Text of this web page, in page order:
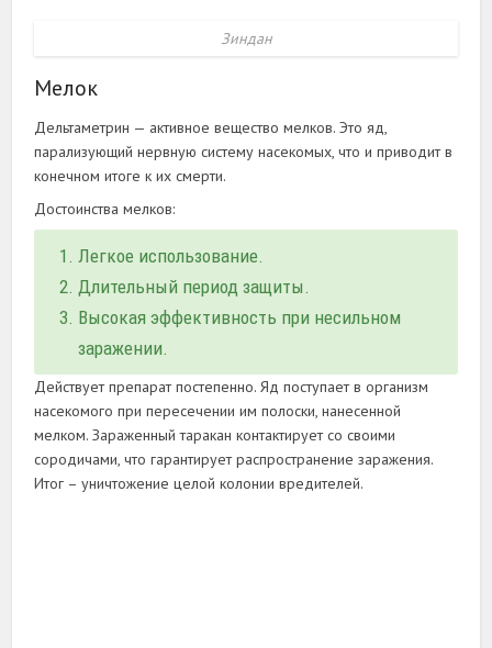
Зиндан
Мелок
Дельтаметрин — активное вещество мелков. Это яд,
парализующий нервную систему насекомых, что и приводит в
конечном итоге к их смерти.
Достоинства мелков:
Легкое использование.
Длительный период защиты.
Высокая эффективность при несильном
заражении.
Действует препарат постепенно. Яд поступает в организм
насекомого при пересечении им полоски, нанесенной
мелком. Зараженный таракан контактирует со своими
сородичами, что гарантирует распространение заражения.
Итог – уничтожение целой колонии вредителей.